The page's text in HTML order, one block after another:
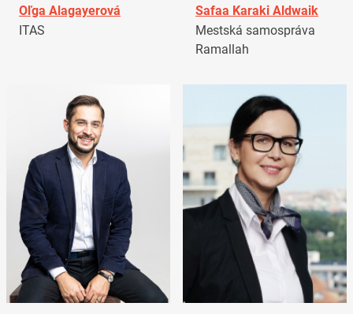
Oľga Alagayerová
ITAS
Safaa Karaki Aldwaik
Mestská samospráva
Ramallah